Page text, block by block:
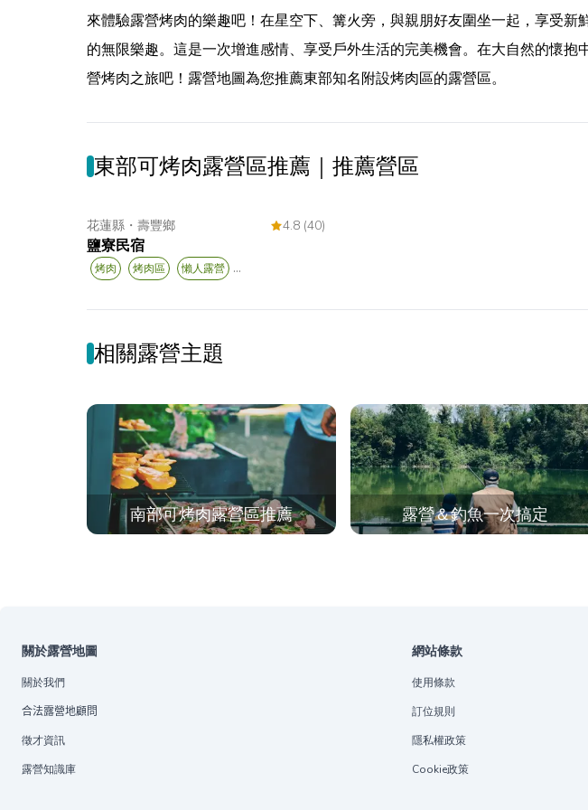
來體驗露營烤肉的樂趣吧！在星空下、篝火旁，與親朋好友圍坐一起，享受
的無限樂趣。這是一次增進感情、享受戶外生活的完美機會。在大自然的懷
營烤肉之旅吧！露營地圖為您推薦東部知名附設烤肉區的露營區。
東部可烤肉露營區推薦｜推薦營區
花蓮縣 ・ 壽豐鄉 4.8 (40)
鹽寮民宿
烤肉 烤肉區 懶人露營 ...
相關露營主題
南部可烤肉露營區推薦 露營＆釣魚一次搞定
關於露營地圖
關於我們
合法露營地顧問
徵才資訊
露營知識庫
網站條款
使用條款
訂位規則
隱私權政策
Cookie政策